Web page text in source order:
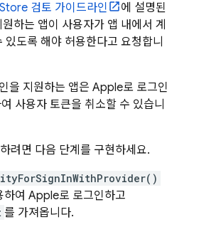
검토 가이드라인
에 설명된
하는 앱이 사용자가 앱 내에서 계
있도록 해야 허용한다고 요청합니
을 지원하는 앱은 Apple로 로그인
사용자 토큰을 취소할 수 있습니
려면 다음 단계를 구현하세요.
하여 Apple로 로그인하고
를 가져옵니다.